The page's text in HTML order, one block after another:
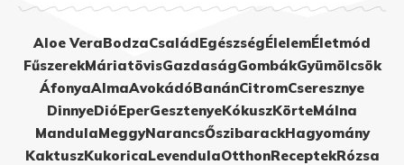
Aloe VeraBodzaCsaládEgészségÉlelemÉletmód
FűszerekMáriatövisGazdaságGombákGyümölcsök
ÁfonyaAlmaAvokádóBanánCitromCseresznye
DinnyeDióEperGesztenyeKókuszKörteMálna
MandulaMeggyNarancsŐszibarackHagyomány
KaktuszKukoricaLevendulaOtthonReceptekRózsa